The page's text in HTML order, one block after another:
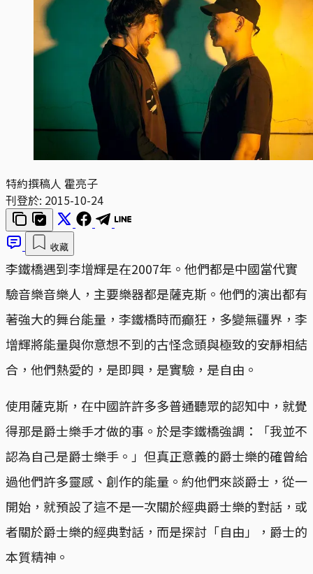
特約撰稿人 霍亮子
刊登於: 2015-10-24
收藏
李鐵橋遇到李增輝是在2007年。他們都是中國當代實
驗音樂音樂人，主要樂器都是薩克斯。他們的演出都有
著強大的舞台能量，李鐵橋時而癲狂，多變無疆界，李
增輝將能量與你意想不到的古怪念頭與極致的安靜相結
合，他們熱愛的，是即興，是實驗，是自由。
使用薩克斯，在中國許許多多普通聽眾的認知中，就覺
得那是爵士樂手才做的事。於是李鐵橋強調：「我並不
認為自己是爵士樂手。」但真正意義的爵士樂的確曾給
過他們許多靈感、創作的能量。約他們來談爵士，從一
開始，就預設了這不是一次關於經典爵士樂的對話，或
者關於爵士樂的經典對話，而是探討「自由」，爵士的
本質精神。